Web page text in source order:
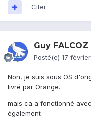
Citer
Guy FALCOZ
Posté(e) 17
Non, je suis sous OS
livré par Orange.
mais ca a fonctionné
également